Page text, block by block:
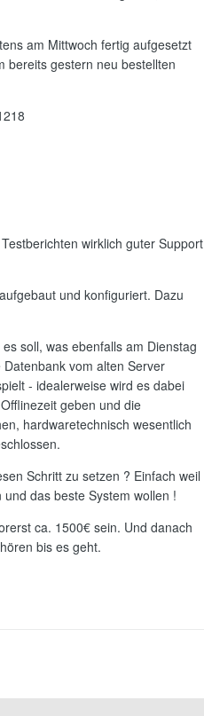
am Mittwoch fertig aufgesetzt
bereits gestern neu bestellten
wirklich guter Support
und konfiguriert. Dazu
soll, was ebenfalls am Dienstag
vom alten Server
- idealerweise wird es dabei
geben und die
hardwaretechnisch wesentlich
Schritt zu setzen ? Einfach weil
das beste System wollen !
ca. 1500€ sein. Und danach
bis es geht.